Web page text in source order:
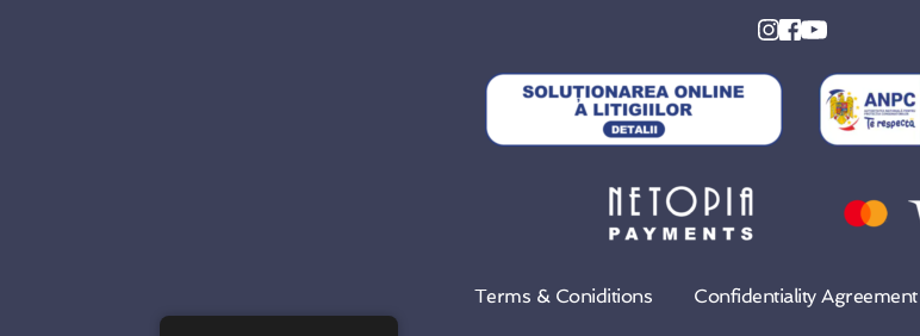
Terms & Coniditions Confidentiality Agreement